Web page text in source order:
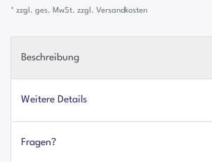
* zzgl. ges. MwSt. zzgl. Versandkosten
Beschreibung
Weitere Details
Fragen?